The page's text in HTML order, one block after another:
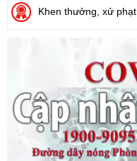
Khen thưởng, xử phạt